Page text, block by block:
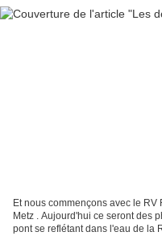
Et nous commençons avec le
Metz . Aujourd'hui ce seront des
pont se reflétant dans l'eau de la